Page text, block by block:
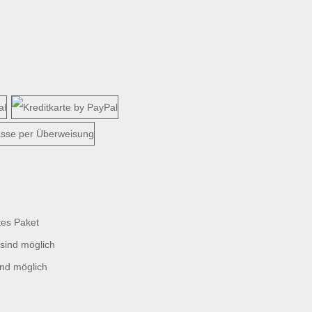
Paket
möglich
möglich